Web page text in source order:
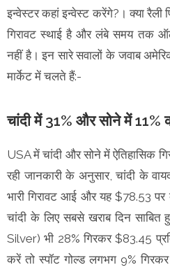
इन्वेस्टर कहां इन्वेस्ट करेंगे?। क्या रैली
गिरावट स्थाई है और लंबे समय तक
नहीं है। इन सारे सवालों के जवाब
मार्केट में चलते हैं:-
चांदी में 31% और सोने में 11%
USA में चांदी और सोने में ऐतिहासिक
रही जानकारी के अनुसार, चांदी के
भारी गिरावट आई और यह $78.53
चांदी के लिए सबसे खराब दिन साबित
Silver) भी 28% गिरकर $83.45
करें तो स्पॉट गोल्ड लगभग 9%